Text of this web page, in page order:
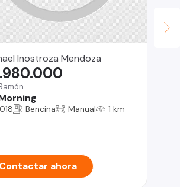
Inostroza Mendoza
Bencina Manual 1 km
Contactar ahora